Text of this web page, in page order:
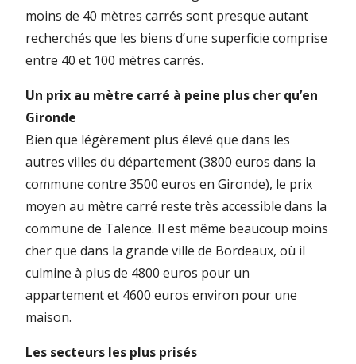
moins de 40 mètres carrés sont presque autant
recherchés que les biens d’une superficie comprise
entre 40 et 100 mètres carrés.
Un prix au mètre carré à peine plus cher qu’en
Gironde
Bien que légèrement plus élevé que dans les
autres villes du département (3800 euros dans la
commune contre 3500 euros en Gironde), le prix
moyen au mètre carré reste très accessible dans la
commune de Talence. Il est même beaucoup moins
cher que dans la grande ville de Bordeaux, où il
culmine à plus de 4800 euros pour un
appartement et 4600 euros environ pour une
maison.
Les secteurs les plus prisés